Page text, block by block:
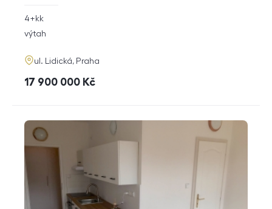
rozměry
dispozice
4+kk
funkce
výtah
adresa
ul. Lidická, Praha
cena
17 900 000 Kč